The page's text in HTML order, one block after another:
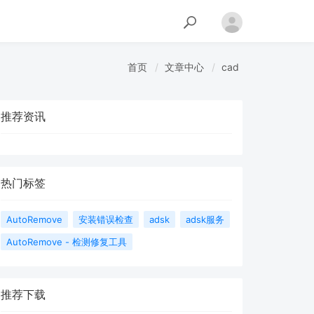
首页 文章中心 cad
推荐资讯
热门标签
AutoRemove 安装错误检查 adsk
adsk服务
AutoRemove - 检测修复工具
推荐下载